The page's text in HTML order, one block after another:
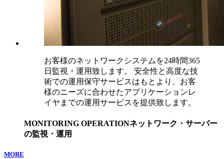
お客様のネットワークシステムを24時間365
日監視・運用致します。 安全性と高度な技
術での運用保守サービスはもとより、お客
様のニーズに合わせたアプリケーションレ
イヤまでの運用サービスを提供致します。
MONITORING OPERATIONネットワーク・サーバー
の監視・運用
MORE